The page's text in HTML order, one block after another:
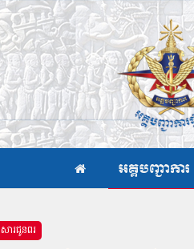
អគ្គបញ្ជាការ
សារជូនពរ